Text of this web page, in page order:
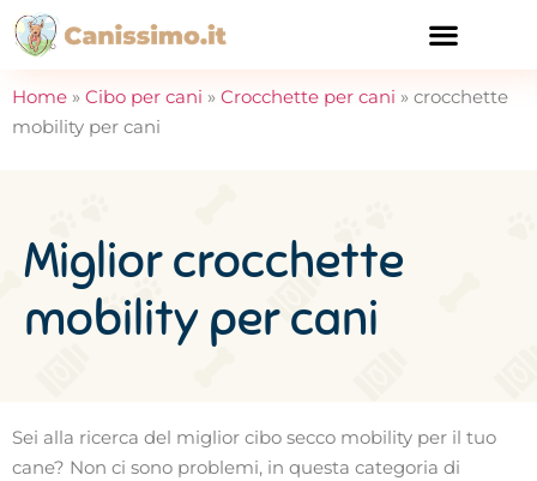
Home » Cibo per cani » Crocchette per cani » crocchette
mobility per cani
Miglior crocchette
mobility per cani
Sei alla ricerca del miglior cibo secco mobility per il tuo
cane? Non ci sono problemi, in questa categoria di